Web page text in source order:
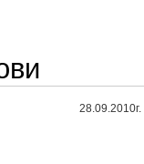
28.09.2010г.